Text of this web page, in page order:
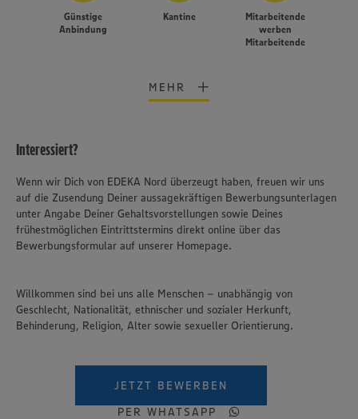
Website zu personalisieren und Ihnen möglichst relevante
Inhalte anzubieten. Ihre Einwilligung in die Nutzung von
Günstige
Anbindung
Kantine
Mitarbeitende
werben
Mitarbeitende
MEHR
Interessiert?
Wenn wir Dich von EDEKA Nord überzeugt haben, freuen wir uns
auf die Zusendung Deiner aussagekräftigen Bewerbungsunterlagen
unter Angabe Deiner Gehaltsvorstellungen sowie Deines
frühestmöglichen Eintrittstermins direkt online über das
Bewerbungsformular auf unserer Homepage.
Willkommen sind bei uns alle Menschen – unabhängig von
Geschlecht, Nationalität, ethnischer und sozialer Herkunft,
Behinderung, Religion, Alter sowie sexueller Orientierung.
JETZT BEWERBEN
PER WHATSAPP